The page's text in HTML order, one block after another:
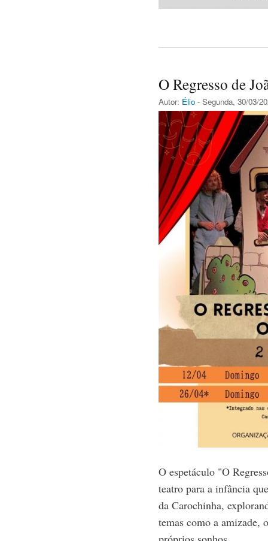
O Regresso de
Autor: Élio - Segunda, 30/03/
O espetáculo "O
teatro para a infância
da Carochinha,
temas como a amizade,